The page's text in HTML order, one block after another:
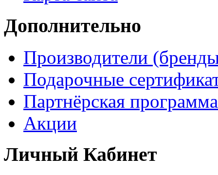
Дополнительно
Производители
Подарочные
Партнёрская программа
Акции
Личный Кабинет